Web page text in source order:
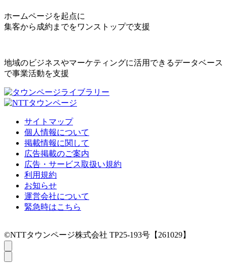
ホームページを起点に
集客から成約までをワンストップで支援
地域のビジネスやマーケティングに活用できるデータベース
で事業活動を支援
サイトマップ
個人情報について
掲載情報に関して
広告掲載のご案内
広告・サービス取扱い規約
利用規約
お知らせ
運営会社について
緊急時はこちら
©NTTタウンページ株式会社 TP25-193号【261029】